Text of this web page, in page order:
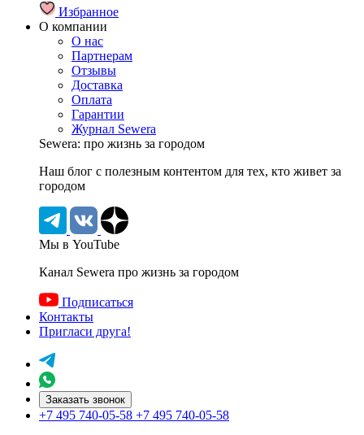
Избранное
О компании
О нас
Партнерам
Отзывы
Доставка
Оплата
Гарантии
Журнал Sewera
Sewera: про жизнь за городом
Наш блог c полезным контентом для тех, кто живет за
городом
Мы в YouTube
Канал Sewera про жизнь за городом
Подписаться
Контакты
Пригласи друга!
Заказать звонок
+7 495 740-05-58 +7 495 740-05-58